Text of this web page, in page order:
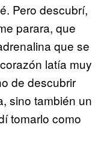
Pero descubrí,
parara, que
que se
latía muy
de descubrir
sino también un
tomarlo como